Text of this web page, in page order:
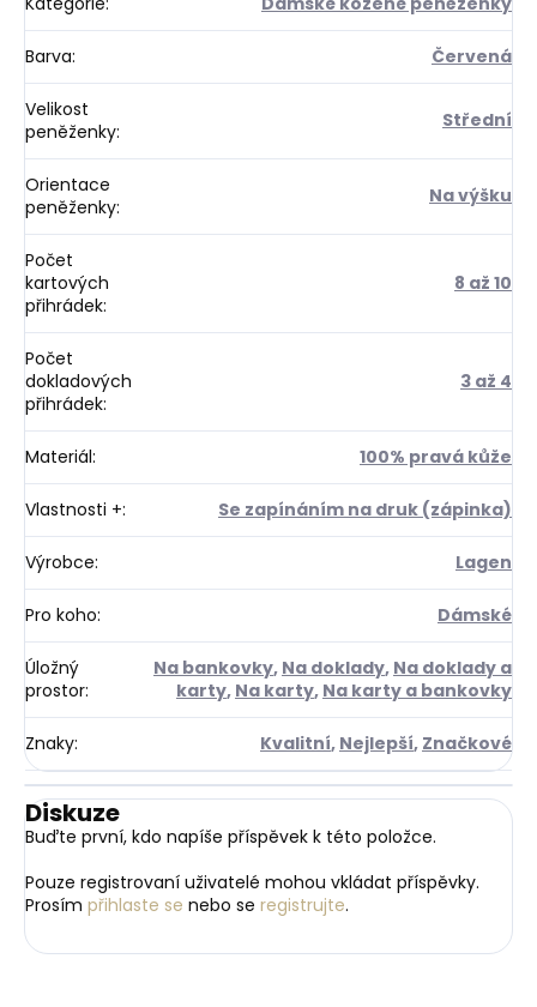
Barva: Červená
Velikost
peněženky: Střední
Orientace
peněženky: Na výšku
Počet
kartových
přihrádek:
8 až 10
Počet
dokladových
přihrádek:
3 až 4
Materiál: 100% pravá kůže
Vlastnosti +: Se zapínáním na druk (zápinka)
Výrobce: Lagen
Pro koho: Dámské
Úložný
prostor:
Na bankovky, Na doklady, Na doklady a
karty, Na karty, Na karty a bankovky
Znaky: Kvalitní, Nejlepší, Značkové
Diskuze
Buďte první, kdo napíše příspěvek k této položce.
Pouze registrovaní uživatelé mohou vkládat příspěvky.
Prosím přihlaste se nebo se registrujte.